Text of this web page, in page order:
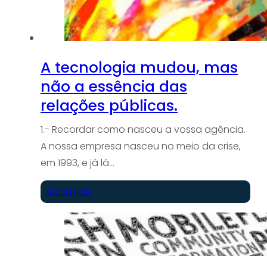
A tecnologia mudou, mas
não a essência das
relações públicas.
1.- Recordar como nasceu a vossa agência.
A nossa empresa nasceu no meio da crise,
em 1993, e já lá…
Leia mais